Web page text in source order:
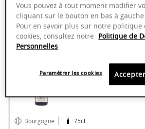
Noirs - Maison Paul
AOP
Bourgogne 75cl
Vous pouvez à tout moment modifier
cliquant sur le bouton en bas à
Pour en savoir plus sur notre politique
cookies, consultez notre Politique de
Personnelles
Paramétrer les cookies